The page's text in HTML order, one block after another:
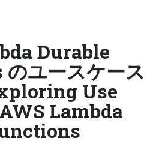
Durable
ユースケース
Use
Lambda